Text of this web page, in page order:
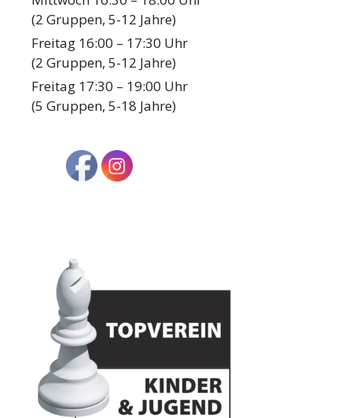
(2 Gruppen, 5-12 Jahre)
Freitag 16:00 – 17:30 Uhr
(2 Gruppen, 5-12 Jahre)
Freitag 17:30 – 19:00 Uhr
(5 Gruppen, 5-18 Jahre)